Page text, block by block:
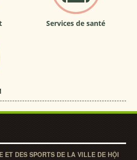
Services de santé
ET DES SPORTS DE LA VILLE DE HỘI